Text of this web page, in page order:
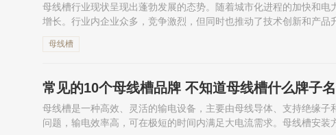
母线槽行业现状呈现出蓬勃发展的态势。随着城市化进程的加快和
增长。行业内企业众多，竞争激烈，但同时也推动了技术创新和产
母线槽
常见的10个母线槽品牌 不知道母线槽什么牌子
母线槽是一种高效、灵活的输电设备，主要由母线导体、支持绝缘
问题，输电效率高，可在极短的时间内满足大电流需求。母线槽安